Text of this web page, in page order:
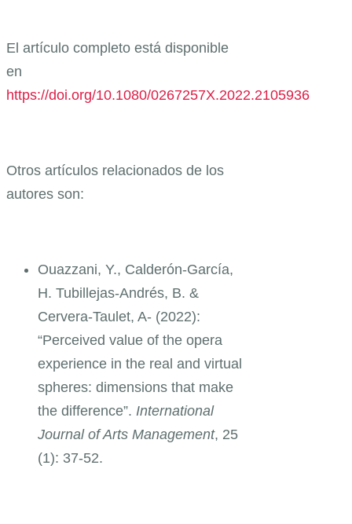
El artículo completo está disponible
en
https://doi.org/10.1080/0267257X.2022.2105936
Otros artículos relacionados de los
autores son:
Ouazzani, Y., Calderón-García,
H. Tubillejas-Andrés, B. &
Cervera-Taulet, A- (2022):
“Perceived value of the opera
experience in the real and virtual
spheres: dimensions that make
the difference”. International
Journal of Arts Management, 25
(1): 37-52.